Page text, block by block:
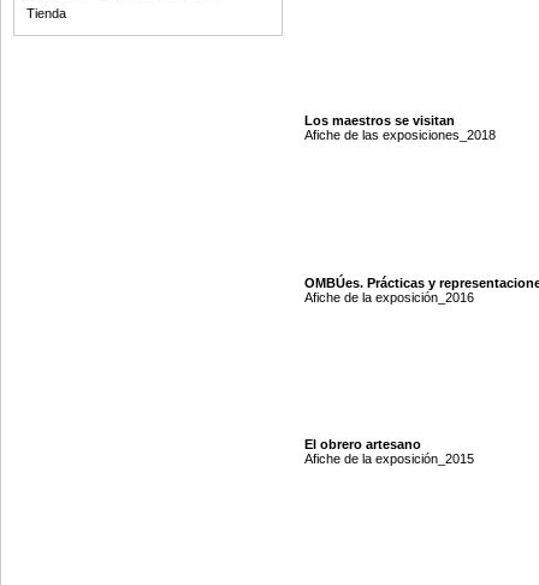
Tienda
Los maestros se visitan
Afiche de las exposiciones_2018
OMBÚes. Prácticas y
Afiche de la exposición_2016
El obrero artesano
Afiche de la exposición_2015